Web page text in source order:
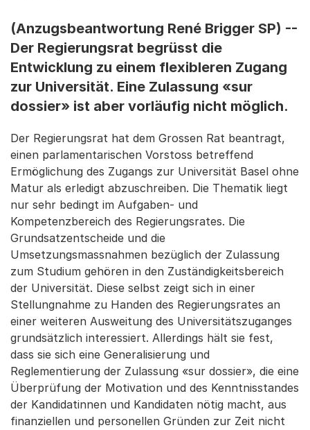
(Anzugsbeantwortung René Brigger SP) --
Der Regierungsrat begrüsst die
Entwicklung zu einem flexibleren Zugang
zur Universität. Eine Zulassung «sur
dossier» ist aber vorläufig nicht möglich.
Der Regierungsrat hat dem Grossen Rat beantragt,
einen parlamentarischen Vorstoss betreffend
Ermöglichung des Zugangs zur Universität Basel ohne
Matur als erledigt abzuschreiben. Die Thematik liegt
nur sehr bedingt im Aufgaben- und
Kompetenzbereich des Regierungsrates. Die
Grundsatzentscheide und die
Umsetzungsmassnahmen bezüglich der Zulassung
zum Studium gehören in den Zuständigkeitsbereich
der Universität. Diese selbst zeigt sich in einer
Stellungnahme zu Handen des Regierungsrates an
einer weiteren Ausweitung des Universitätszuganges
grundsätzlich interessiert. Allerdings hält sie fest,
dass sie sich eine Generalisierung und
Reglementierung der Zulassung «sur dossier», die eine
Überprüfung der Motivation und des Kenntnisstandes
der Kandidatinnen und Kandidaten nötig macht, aus
finanziellen und personellen Gründen zur Zeit nicht